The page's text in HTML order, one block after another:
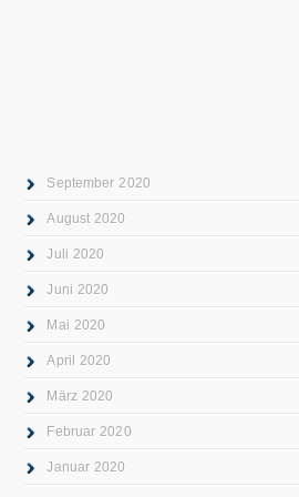
September 2020
August 2020
Juli 2020
Juni 2020
Mai 2020
April 2020
März 2020
Februar 2020
Januar 2020